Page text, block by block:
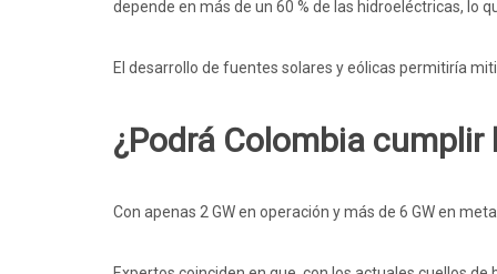
depende en más de un 60 % de las hidroeléctricas, lo
El desarrollo de fuentes solares y eólicas permitiría
¿Podrá Colombia cumplir
Con apenas 2 GW en operación y más de 6 GW en